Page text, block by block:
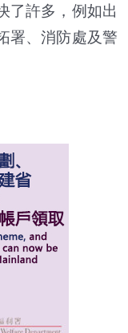
了許多，例如出
署、消防處及警